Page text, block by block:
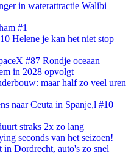
in waterattractie Walibi
#1
Helene je kan het niet stop
#87 Rondje oceaan
in 2028 opvolgt
maar half zo veel uren
naar Ceuta in Spanje,l #10
straks 2x zo lang
seconds van het seizoen!
in Dordrecht, auto's zo snel